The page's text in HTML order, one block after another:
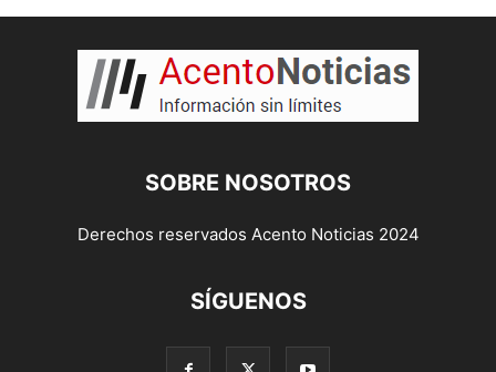
SOBRE NOSOTROS
Derechos reservados Acento Noticias 2024
SÍGUENOS